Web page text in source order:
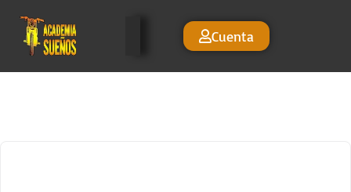
Cuenta